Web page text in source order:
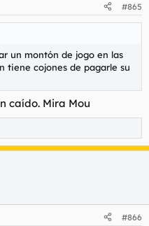
#865
un montón de jogo en las
tiene cojones de pagarle su
caído. Mira Mou
#866